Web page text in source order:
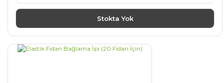
Stokta Yok